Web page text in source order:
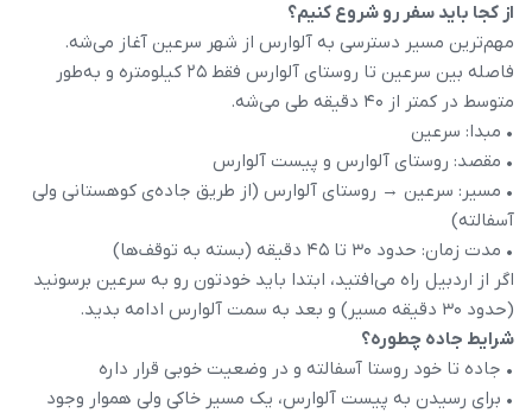
از کجا باید سفر رو شروع کنیم؟
مهم‌ترین مسیر دسترسی به آلوارس از شهر سرعین آغاز می‌شه.
فاصله بین سرعین تا روستای آلوارس فقط ۲۵ کیلومتره و به‌طور
متوسط در کمتر از ۴۰ دقیقه طی می‌شه.
• مبدا: سرعین
• مقصد: روستای آلوارس و پیست آلوارس
• مسیر: سرعین → روستای آلوارس (از طریق جاده‌ی کوهستانی ولی
آسفالته)
• مدت زمان: حدود ۳۰ تا ۴۵ دقیقه (بسته به توقف‌ها)
اگر از اردبیل راه می‌افتید، ابتدا باید خودتون رو به سرعین برسونید
(حدود ۳۰ دقیقه مسیر) و بعد به سمت آلوارس ادامه بدید.
شرایط جاده چطوره؟
• جاده تا خود روستا آسفالته و در وضعیت خوبی قرار داره
• برای رسیدن به پیست آلوارس، یک مسیر خاکی ولی هموار وجود